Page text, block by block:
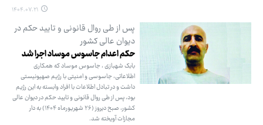
۱۴۰۴.۰۷.۲۱
پس از طی روال قانونی و تایید حکم در
دیوان عالی کشور
حکم اعدام جاسوس موساد اجرا شد
بابک شهبازی ، جاسوس موساد که همکاری
اطلاعاتی، جاسوسی و امنیتی با رژیم صهیونیستی
داشت و در تبادل اطلاعات با افراد وابسته به این رژیم
بود، پس از طی روال قانونی و تایید حکم در دیوان عالی
کشور، صبح دیروز (۲۶ شهریورماه ۱۴۰۴) به دار
مجازات آویخته شد.